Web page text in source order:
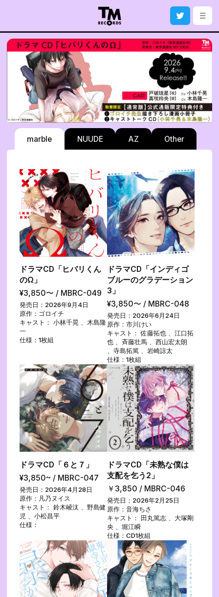
Home
カテゴリー
作品 原作者 声優
NEWS
キャンペーン
アンケート
SHOP
SNS
marble NUUDE AZ Other
ドラマCD「ヒバリくん
のΩ」
¥3,850〜 / MBRC-049
発売日：2026年9月4日
原作：ゴロイチ
キャスト： 小林千晃 、木島隆
一
仕様：1枚組
ドラマCD「インディゴ
ブルーのグラデーション
3」
¥3,850〜 / MBRC-048
発売日：2026年6月24日
原作：市川けい
キャスト： 佐藤拓也 、江口拓
也 、斉藤壮馬 、西山宏太朗
、寺島拓篤 、岩崎諒太
仕様：1枚組
ドラマCD「６と７」
¥3,850~ / MBRC-047
発売日：2026年4月28日
原作：凡乃ヌイス
キャスト： 鈴木崚汰 、野島健
児 、小松昌平
仕様：
ドラマCD「未熟な僕は
支配を乞う2」
￥3,850 / MBRC-046
発売日：2026年2月25日
原作：音海ちさ
キャスト： 田丸篤志 、大塚剛
央 、堀江瞬
仕様：CD1枚組